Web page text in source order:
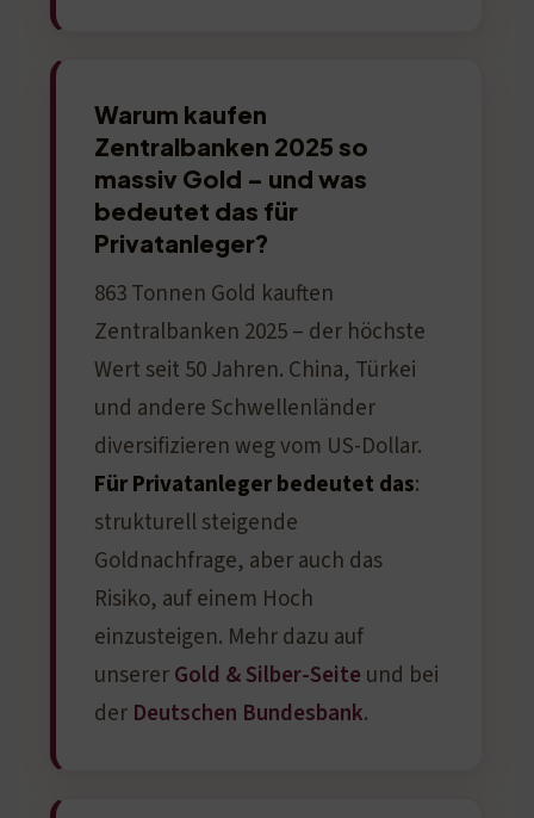
Warum kaufen
Zentralbanken 2025 so
massiv Gold – und was
bedeutet das für
Privatanleger?
863 Tonnen Gold kauften
Zentralbanken 2025 – der höchste
Wert seit 50 Jahren. China, Türkei
und andere Schwellenländer
diversifizieren weg vom US-Dollar.
Für Privatanleger bedeutet das:
strukturell steigende
Goldnachfrage, aber auch das
Risiko, auf einem Hoch
einzusteigen. Mehr dazu auf
unsererGold & Silber-Seite und bei
der Deutschen Bundesbank.